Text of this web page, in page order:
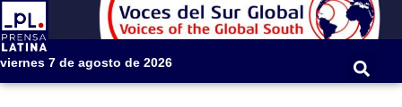
viernes 7 de agosto de 2026